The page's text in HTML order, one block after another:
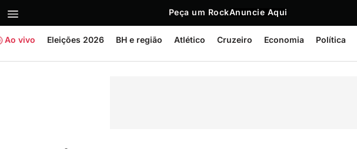
Peça um RockAnuncie Aqui
Ao vivo Eleições 2026 BH e região Atlético Cruzeiro Economia Política